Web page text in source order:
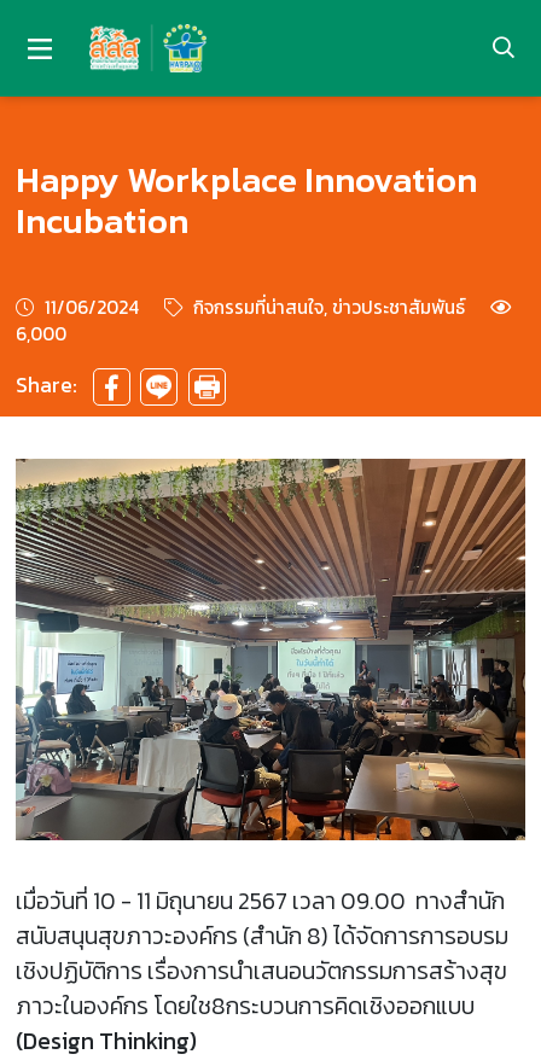
Happy Workplace Innovation
Incubation
11/06/2024
กิจกรรมที่น่าสนใจ, ข่าวประชาสัมพันธ์
6,000
Share:
เมื่อวันที่ 10 - 11 มิถุนายน 2567 เวลา 09.00 ทางสำนัก
สนับสนุนสุขภาวะองค์กร (สำนัก 8) ได้จัดการการอบรม
เชิงปฏิบัติการ เรื่องการนำเสนอนวัตกรรมการสร้างสุข
ภาวะในองค์กร โดยใช8กระบวนการคิดเชิงออกแบบ
(Design Thinking)